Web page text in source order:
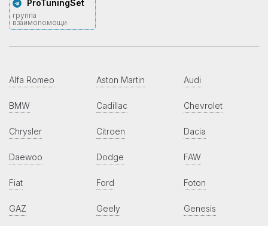
ProTuningSet
группа
взаимопомощи
Alfa Romeo Aston Martin Audi
BMW Cadillac Chevrolet
Chrysler Citroen Dacia
Daewoo Dodge FAW
Fiat Ford Foton
GAZ Geely Genesis